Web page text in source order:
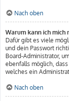
Nach oben
Warum kann ich mich
Dafür gibt es viele
und dein Passwort
Board-Administrator,
ebenfalls möglich,
welches ein
Nach oben